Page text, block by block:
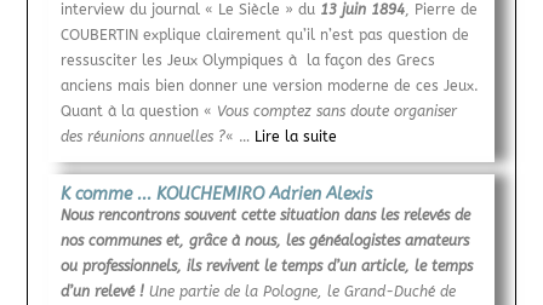
interview du journal « Le Siècle » du 13 juin 1894, Pierre de
COUBERTIN explique clairement qu’il n’est pas question de
ressusciter les Jeux Olympiques à la façon des Grecs
anciens mais bien donner une version moderne de ces Jeux.
Quant à la question « Vous comptez sans doute organiser
des réunions annuelles ?« … Lire la suite
K comme ... KOUCHEMIRO Adrien Alexis
Nous rencontrons souvent cette situation dans les relevés de
nos communes et, grâce à nous, les généalogistes amateurs
ou professionnels, ils revivent le temps d’un article, le temps
d’un relevé ! Une partie de la Pologne, le Grand-Duché de